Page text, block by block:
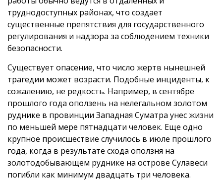
труднодоступных районах, что создает
существенные препятствия для государственного
регулирования и надзора за соблюдением техники
безопасности.
Существует опасение, что число жертв нынешней
трагедии может возрасти. Подобные инциденты, к
сожалению, не редкость. Например, в сентябре
прошлого года оползень на нелегальном золотом
руднике в провинции Западная Суматра унес жизни
по меньшей мере пятнадцати человек. Еще одно
крупное происшествие случилось в июле прошлого
года, когда в результате схода оползня на
золотодобывающем руднике на острове Сулавеси
погибли как минимум двадцать три человека.